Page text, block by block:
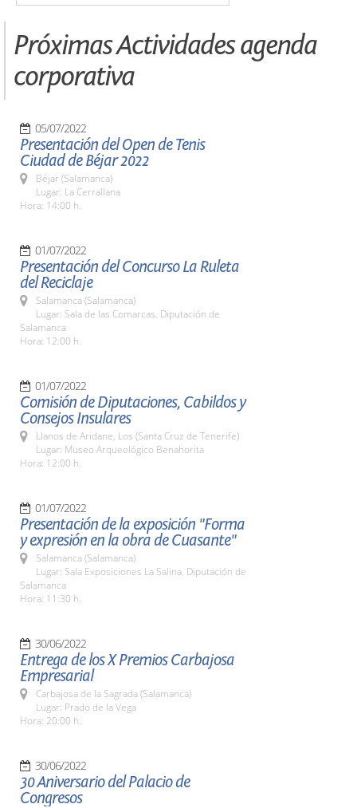
Próximas Actividades agenda
corporativa
05/07/2022
Presentación del Open de Tenis
Ciudad de Béjar 2022
Béjar (Salamanca)
Lugar: La Cerrallana
Hora: 14:00 h.
01/07/2022
Presentación del Concurso La Ruleta
del Reciclaje
Salamanca (Salamanca)
Lugar: Sala de las Comarcas. Diputación de
Salamanca
Hora: 12:00 h.
01/07/2022
Comisión de Diputaciones, Cabildos y
Consejos Insulares
Llanos de Aridane, Los (Santa Cruz de Tenerife)
Lugar: Museo Arqueológico Benahorita
Hora: 12:00 h.
01/07/2022
Presentación de la exposición "Forma
y expresión en la obra de Cuasante"
Salamanca (Salamanca)
Lugar: Sala Exposiciones La Salina. Diputación de
Salamanca
Hora: 11:30 h.
30/06/2022
Entrega de los X Premios Carbajosa
Empresarial
Carbajosa de la Sagrada (Salamanca)
Lugar: Prado de la Vega
Hora: 20:00 h.
30/06/2022
30 Aniversario del Palacio de
Congresos